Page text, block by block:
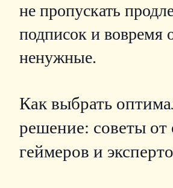
не пропускать
подписок и вовремя
ненужные.
Как выбрать
решение: советы
геймеров и